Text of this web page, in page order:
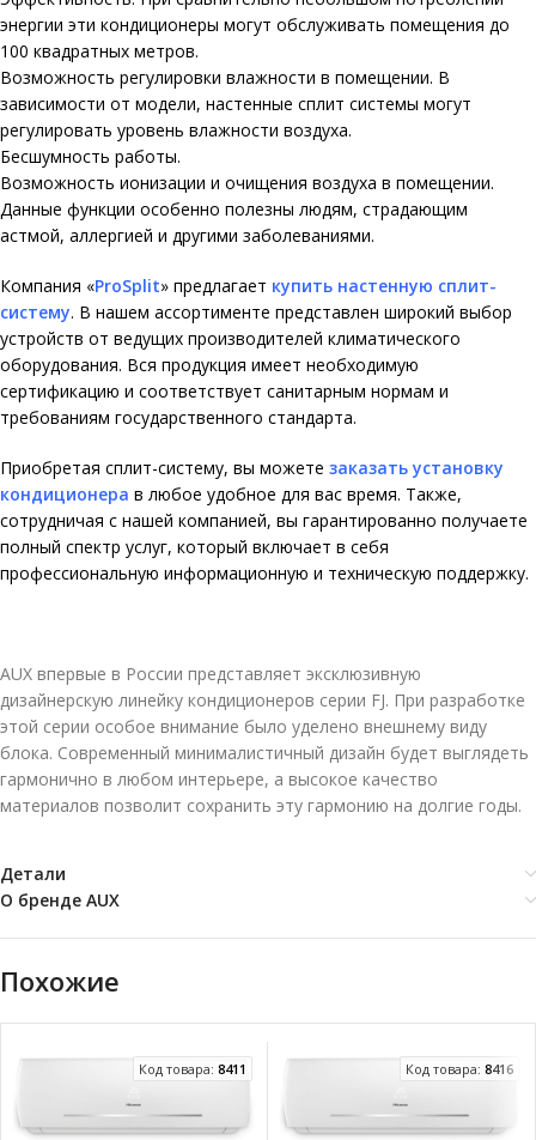
энергии эти кондиционеры могут обслуживать помещения до
100 квадратных метров.
Возможность регулировки влажности в помещении. В
зависимости от модели, настенные сплит системы могут
регулировать уровень влажности воздуха.
Бесшумность работы.
Возможность ионизации и очищения воздуха в помещении.
Данные функции особенно полезны людям, страдающим
астмой, аллергией и другими заболеваниями.
Компания «ProSplit» предлагает купить настенную сплит-
систему. В нашем ассортименте представлен широкий выбор
устройств от ведущих производителей климатического
оборудования. Вся продукция имеет необходимую
сертификацию и соответствует санитарным нормам и
требованиям государственного стандарта.
Приобретая сплит-систему, вы можете заказать установку
кондиционера в любое удобное для вас время. Также,
сотрудничая с нашей компанией, вы гарантированно получаете
полный спектр услуг, который включает в себя
профессиональную информационную и техническую поддержку.
AUX впервые в России представляет эксклюзивную
дизайнерскую линейку кондиционеров серии FJ. При разработке
этой серии особое внимание было уделено внешнему виду
блока. Современный минималистичный дизайн будет выглядеть
гармонично в любом интерьере, а высокое качество
материалов позволит сохранить эту гармонию на долгие годы.
Детали
О бренде AUX
Похожие
Код товара: 8411 Код товара: 8416